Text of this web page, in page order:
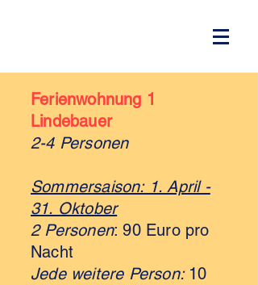
Ferienwohnung 1
Lindebauer
2-4 Personen
Sommersaison: 1. April -
31. Oktober
2 Personen: 90 Euro pro
Nacht
Jede weitere Person: 10